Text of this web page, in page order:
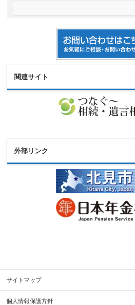
関連サイト
外部リンク
サイトマップ
個人情報保護方針